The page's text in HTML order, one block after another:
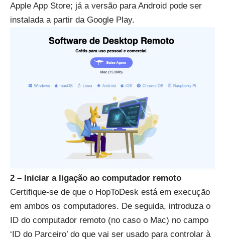
Apple App Store; já a versão para Android pode ser
instalada a partir da Google Play.
2 – Iniciar a ligação ao computador remoto
Certifique-se de que o HopToDesk está em execução
em ambos os computadores. De seguida, introduza o
ID do computador remoto (no caso o Mac) no campo
‘ID do Parceiro’ do que vai ser usado para controlar à